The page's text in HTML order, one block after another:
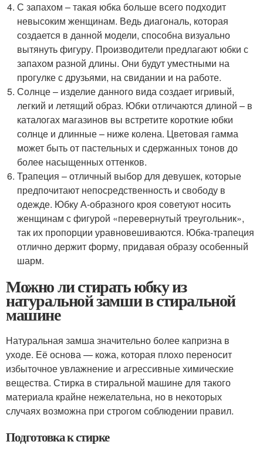
С запахом – такая юбка больше всего подходит
невысоким женщинам. Ведь диагональ, которая
создается в данной модели, способна визуально
вытянуть фигуру. Производители предлагают юбки с
запахом разной длины. Они будут уместными на
прогулке с друзьями, на свидании и на работе.
Солнце – изделие данного вида создает игривый,
легкий и летящий образ. Юбки отличаются длиной – в
каталогах магазинов вы встретите короткие юбки
солнце и длинные – ниже колена. Цветовая гамма
может быть от пастельных и сдержанных тонов до
более насыщенных оттенков.
Трапеция – отличный выбор для девушек, которые
предпочитают непосредственность и свободу в
одежде. Юбку А-образного кроя советуют носить
женщинам с фигурой «перевернутый треугольник»,
так их пропорции уравновешиваются. Юбка-трапеция
отлично держит форму, придавая образу особенный
шарм.
Можно ли стирать юбку из
натуральной замши в стиральной
машине
Натуральная замша значительно более капризна в
уходе. Её основа — кожа, которая плохо переносит
избыточное увлажнение и агрессивные химические
вещества. Стирка в стиральной машине для такого
материала крайне нежелательна, но в некоторых
случаях возможна при строгом соблюдении правил.
Подготовка к стирке